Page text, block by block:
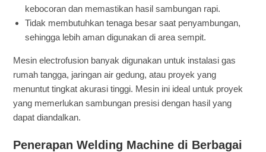
kebocoran dan memastikan hasil sambungan rapi.
Tidak membutuhkan tenaga besar saat penyambungan,
sehingga lebih aman digunakan di area sempit.
Mesin electrofusion banyak digunakan untuk instalasi gas
rumah tangga, jaringan air gedung, atau proyek yang
menuntut tingkat akurasi tinggi. Mesin ini ideal untuk proyek
yang memerlukan sambungan presisi dengan hasil yang
dapat diandalkan.
Penerapan Welding Machine di Berbagai